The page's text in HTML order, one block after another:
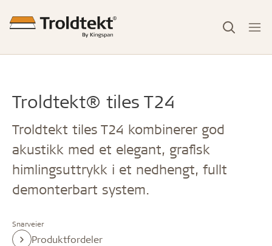
Troldtekt® tiles T24
Troldtekt tiles T24 kombinerer god
akustikk med et elegant, grafisk
himlingsuttrykk i et nedhengt, fullt
demonterbart system.
Snarveier
Produktfordeler